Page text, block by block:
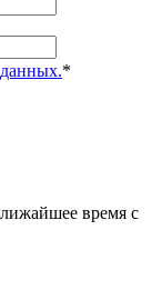
*
время с